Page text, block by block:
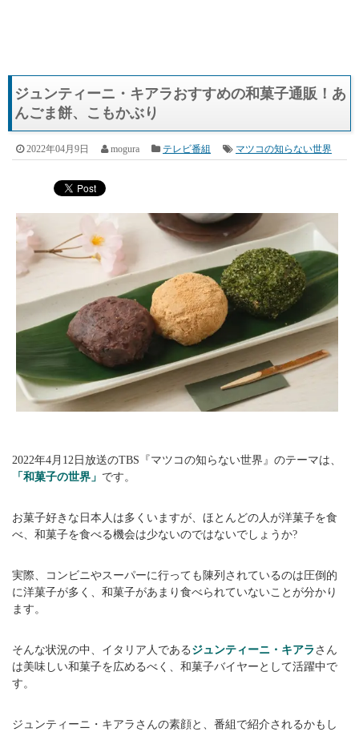
ジュンティーニ・キアラおすすめの和菓子通販！あ
んごま餅、こもかぶり
2022年04月9日 mogura テレビ番組 マツコの知らない世界
2022年4月12日放送のTBS『マツコの知らない世界』のテーマは、
「和菓子の世界」 です。
お菓子好きな日本人は多くいますが、ほとんどの人が洋菓子を食
べ、和菓子を食べる機会は少ないのではないでしょうか?
実際、コンビニやスーパーに行っても陳列されているのは圧倒的
に洋菓子が多く、和菓子があまり食べられていないことが分かり
ます。
そんな状況の中、イタリア人である ジュンティーニ・キアラさん
は美味しい和菓子を広めるべく、和菓子バイヤーとして活躍中で
す。
ジュンティーニ・キアラさんの素顔と、番組で紹介されるかもし